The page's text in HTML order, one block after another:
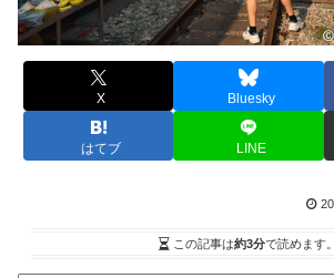
X Bluesky
はてブ LINE
この記事は約3分で読めます。